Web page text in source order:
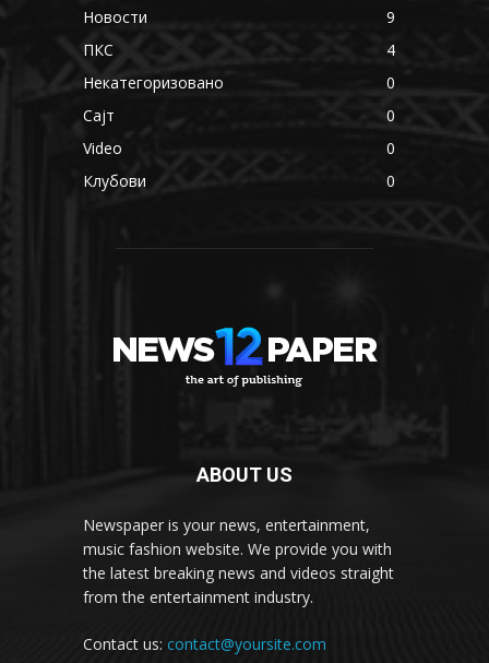
Новости
9
ПКС
4
Некатегоризовано
0
Сајт
0
Video
0
Клубови
0
ABOUT US
Newspaper is your news, entertainment,
music fashion website. We provide you with
the latest breaking news and videos straight
from the entertainment industry.
Contact us: contact@yoursite.com